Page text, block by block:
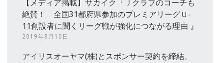
【メディア掲載】サカイク『Ｊクラブのコーチも
絶賛！ 全国31都府県参加のプレミアリーグＵ‐
11創設者に聞くリーグ戦が強化につながる理由 』
2019年8月10日
アイリスオーヤマ(株)とスポンサー契約を締結、